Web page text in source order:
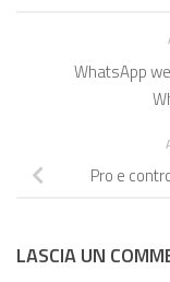
WhatsApp
Pro e
LASCIA UN